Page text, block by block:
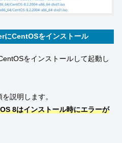
CentOSをインストール
をインストールして起動し
説明します。
8はインストール時にエラーが